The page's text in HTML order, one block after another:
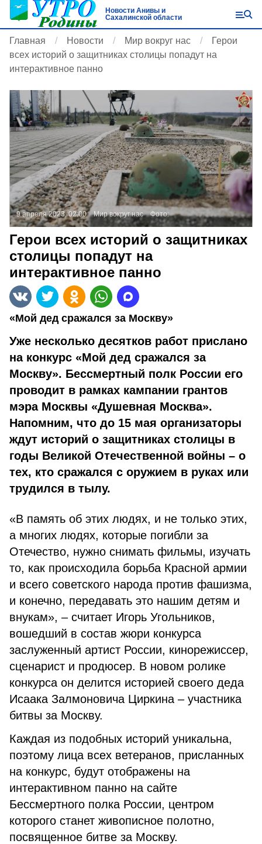
Новости Анивы и
Сахалинской области
Главная Новости Мир вокруг нас
Герои
всех историй о защитниках столицы попадут на
интерактивное панно
9 апреля 2023, 02:00 Мир вокруг нас Фото:
Герои всех историй о защитниках
столицы попадут на
интерактивное панно
«Мой дед сражался за Москву»
Уже несколько десятков работ прислано
на конкурс «Мой дед сражался за
Москву». Бессмертный полк России его
проводит в рамках кампании грантов
мэра Москвы «Душевная Москва».
Напомним, что до 15 мая организаторы
ждут историй о защитниках столицы в
годы Великой Отечественной войны – о
тех, кто сражался с оружием в руках или
трудился в тылу.
«В память об этих людях, и не только этих,
а многих людях, которые погибли за
Отечество, нужно снимать фильмы, изучать
то, как происходила борьба Красной армии
и всего советского народа против фашизма,
и конечно, передавать это нашим детям и
внукам», – считает Игорь Угольников,
вошедший в состав жюри конкурса
заслуженный артист России, кинорежиссер,
сценарист и продюсер. В новом ролике
конкурса он делится историей своего деда
Исаака Залмоновича Циркина – участника
битвы за Москву.
Каждая из подобных историй уникальна,
поэтому лица всех ветеранов, присланных
на конкурс, будут отображены на
интерактивном панно на сайте
Бессмертного полка России, центром
которого станет живописное полотно,
посвященное битве за Москву.